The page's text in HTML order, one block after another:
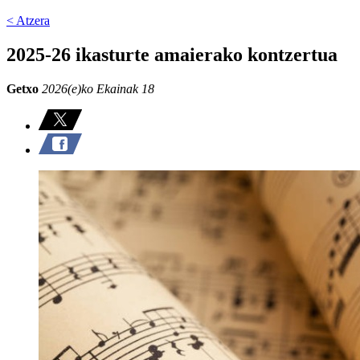
< Atzera
2025-26 ikasturte amaierako kontzertua
Getxo 2026(e)ko Ekainak 18